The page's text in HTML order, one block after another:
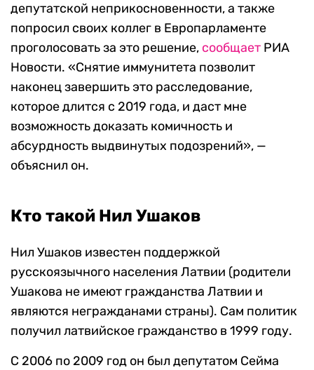
депутатской неприкосновенности, а также
попросил своих коллег в Европарламенте
проголосовать за это решение, сообщает РИА
Новости. «Снятие иммунитета позволит
наконец завершить это расследование,
которое длится с 2019 года, и даст мне
возможность доказать комичность и
абсурдность выдвинутых подозрений», —
объяснил он.
Кто такой Нил Ушаков
Нил Ушаков известен поддержкой
русскоязычного населения Латвии (родители
Ушакова не имеют гражданства Латвии и
являются негражданами страны). Сам политик
получил латвийское гражданство в 1999 году.
С 2006 по 2009 год он был депутатом Сейма